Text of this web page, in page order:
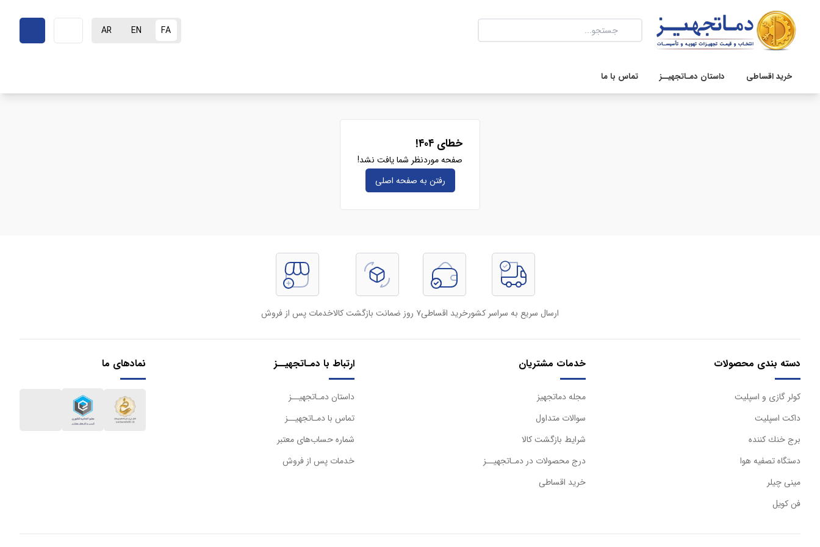
FA
EN
AR
خرید اقساطی داستان دمـاتجهیــز تماس با ما
خطای ۴۰۴!
صفحه موردنظر شما یافت نشد!
رفتن به صفحه‌ اصلی
ارسال سریع به سراسر کشورخرید اقساطی۷ روز ضمانت بازگشت کالا خدمات پس از فروش
دسته بندی محصولات
كولر گازی و اسپليت
داكت اسپليت
برج خنك كننده
دستگاه تصفيه هوا
مینی چیلر
فن کویل
خدمات مشتریان
مجله دماتجهیز
سوالات متداول
شرایط بازگشت کالا
درج محصولات در دمـاتجهیــز
خرید اقساطی
ارتباط با دمـاتجهیــز
داستان دمـاتجهیــز
تماس با دمـاتجهیــز
شماره حساب‌های معتبر
خدمات پس از فروش
نمادهای ما